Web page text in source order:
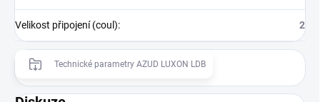
Velikost připojení (coul): 2
Technické parametry AZUD LUXON LDB